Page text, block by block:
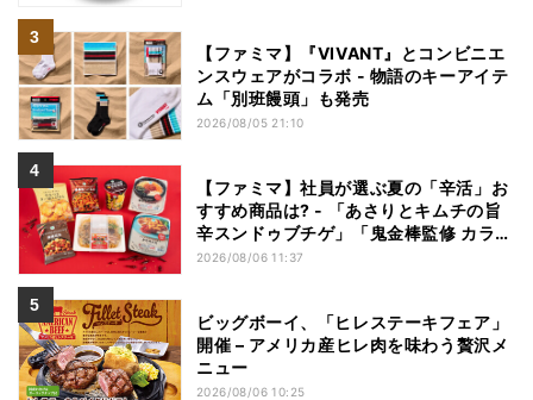
【ファミマ】『VIVANT』とコンビニエ
ンスウェアがコラボ - 物語のキーアイテ
ム「別班饅頭」も発売
2026/08/05 21:10
【ファミマ】社員が選ぶ夏の「辛活」お
すすめ商品は? - 「あさりとキムチの旨
辛スンドゥブチゲ」「鬼金棒監修 カラシ
ビ焼き味噌らー麺」「辛さがやみつき!
2026/08/06 11:37
ビッグボーイ、「ヒレステーキフェア」
開催 – アメリカ産ヒレ肉を味わう贅沢メ
ニュー
2026/08/06 10:25